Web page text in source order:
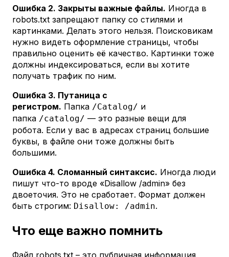
Ошибка 2. Закрыты важные файлы. Иногда в
robots.txt запрещают папку со стилями и
картинками. Делать этого нельзя. Поисковикам
нужно видеть оформление страницы, чтобы
правильно оценить её качество. Картинки тоже
должны индексироваться, если вы хотите
получать трафик по ним.
Ошибка 3. Путаница с
регистром. Папка /Catalog/ и
папка /catalog/ — это разные вещи для
робота. Если у вас в адресах страниц большие
буквы, в файле они тоже должны быть
большими.
Ошибка 4. Сломанный синтаксис. Иногда люди
пишут что-то вроде «Disallow /admin» без
двоеточия. Это не сработает. Формат должен
быть строгим: Disallow: /admin.
Что еще важно помнить